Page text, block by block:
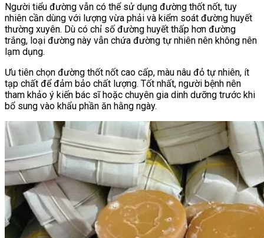
Người tiểu đường vẫn có thể sử dụng đường thốt nốt, tuy
nhiên cần dùng với lượng vừa phải và kiểm soát đường huyết
thường xuyên. Dù có chỉ số đường huyết thấp hơn đường
trắng, loại đường này vẫn chứa đường tự nhiên nên không nên
lạm dụng.
Ưu tiên chọn đường thốt nốt cao cấp, màu nâu đỏ tự nhiên, ít
tạp chất để đảm bảo chất lượng. Tốt nhất, người bệnh nên
tham khảo ý kiến bác sĩ hoặc chuyên gia dinh dưỡng trước khi
bổ sung vào khẩu phần ăn hằng ngày.